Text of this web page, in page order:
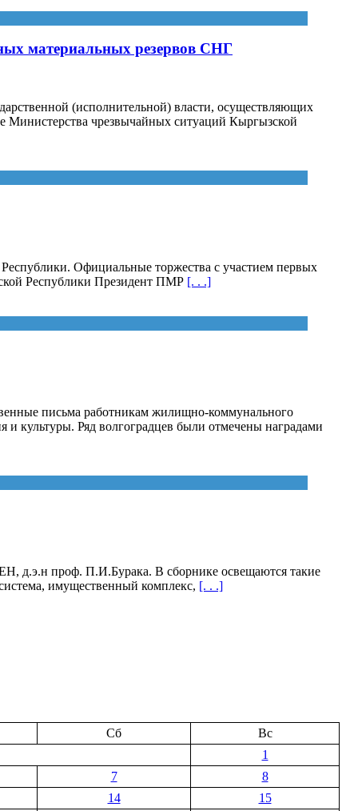
материальных резервов СНГ
(исполнительной) власти, осуществляющих
Министерства чрезвычайных ситуаций Кыргызской
Официальные торжества с участием первых
Республики Президент ПМР [. . .]
письма работникам жилищно-коммунального
и культуры. Ряд волгоградцев были отмечены наградами
д.э.н проф. П.И.Бурака. В сборнике освещаются такие
имущественный комплекс, [. . .]
Сб
Вс
1
7
8
14
15